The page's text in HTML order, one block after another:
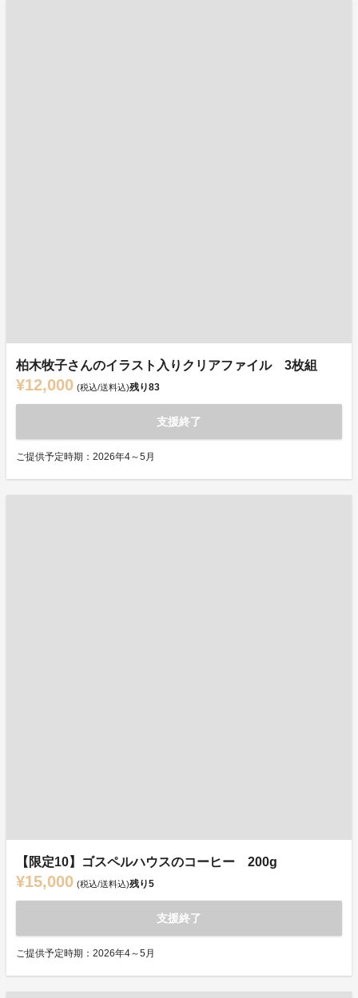
柏木牧子さんのイラスト入りクリアファイル 3枚組
¥12,000 (税込/送料込)残り83
支援終了
ご提供予定時期：2026年4～5月
【限定10】ゴスペルハウスのコーヒー 200g
¥15,000 (税込/送料込)残り5
支援終了
ご提供予定時期：2026年4～5月